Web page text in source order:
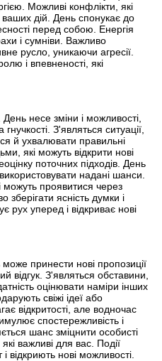
Можливі конфлікти, які
ваших дій. День спонукає до
перед собою. Енергія
і сумніви. Важливо
русло, уникаючи агресії.
і впевненості, які
несе зміни і можливості,
З'являться ситуації,
й ухвалювати правильні
які можуть відкрити нові
поточних підходів. День
надані шанси.
можуть проявитися через
ясність думки і
рух уперед і відкриває нові
принести нові пропозиції
відгук. З'являться обставини,
оцінювати наміри інших
свіжі ідеї або
відкритості, але водночас
спостережливість і
шанс зміцнити особисті
важливі для вас. Події
відкриють нові можливості.